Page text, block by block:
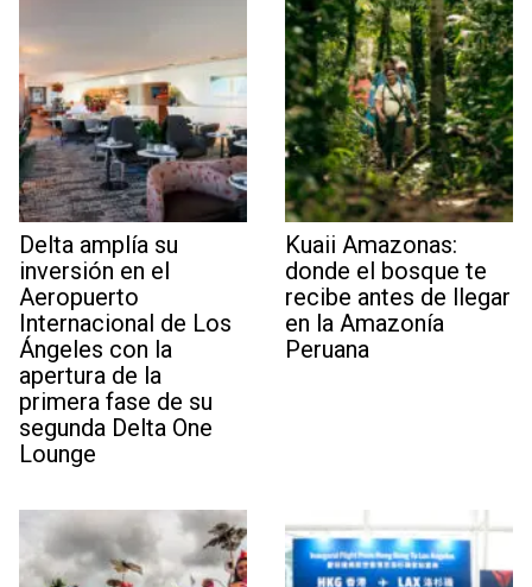
Delta amplía su
inversión en el
Aeropuerto
Internacional de Los
Ángeles con la
apertura de la
primera fase de su
segunda Delta One
Lounge
Kuaii Amazonas:
donde el bosque te
recibe antes de llegar
en la Amazonía
Peruana